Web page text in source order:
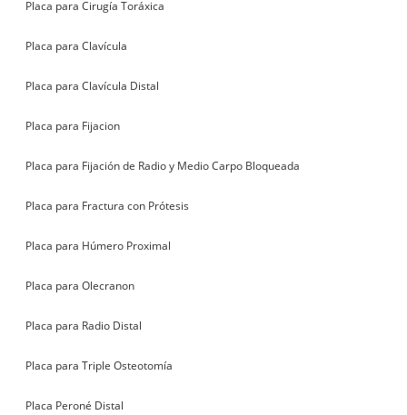
Placa para Cirugía Toráxica
Placa para Clavícula
Placa para Clavícula Distal
Placa para Fijacion
Placa para Fijación de Radio y Medio Carpo Bloqueada
Placa para Fractura con Prótesis
Placa para Húmero Proximal
Placa para Olecranon
Placa para Radio Distal
Placa para Triple Osteotomía
Placa Peroné Distal